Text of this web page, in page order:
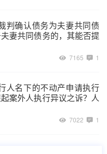
判确认债务为夫妻共同债
妻共同债务的，其能否提
7165 1
人名下的不动产申请执行
案外人执行异议之诉？人
7022 1